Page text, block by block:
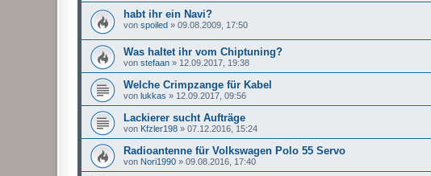
habt ihr ein Navi?
von spoiled » 09.08.2009, 17:50
Was haltet ihr vom Chiptuning?
von stefaan » 12.09.2017, 19:38
Welche Crimpzange für Kabel
von lukkas » 12.09.2017, 09:56
Lackierer sucht Aufträge
von Kfzler198 » 07.12.2016, 15:24
Radioantenne für Volkswagen Polo 55 Servo
von Nori1990 » 09.08.2016, 17:40